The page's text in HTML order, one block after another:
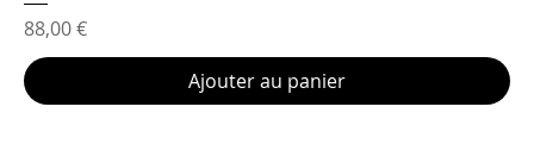
Prix
88,00 €
Ajouter au panier